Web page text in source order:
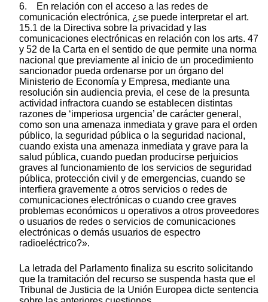
6. En relación con el acceso a las redes de
comunicación electrónica, ¿se puede interpretar el art.
15.1 de la Directiva sobre la privacidad y las
comunicaciones electrónicas en relación con los arts. 47
y 52 de la Carta en el sentido de que permite una norma
nacional que previamente al inicio de un procedimiento
sancionador pueda ordenarse por un órgano del
Ministerio de Economía y Empresa, mediante una
resolución sin audiencia previa, el cese de la presunta
actividad infractora cuando se establecen distintas
razones de ‘imperiosa urgencia’ de carácter general,
como son una amenaza inmediata y grave para el orden
público, la seguridad pública o la seguridad nacional,
cuando exista una amenaza inmediata y grave para la
salud pública, cuando puedan producirse perjuicios
graves al funcionamiento de los servicios de seguridad
pública, protección civil y de emergencias, cuando se
interfiera gravemente a otros servicios o redes de
comunicaciones electrónicas o cuando cree graves
problemas económicos u operativos a otros proveedores
o usuarios de redes o servicios de comunicaciones
electrónicas o demás usuarios de espectro
radioeléctrico?».
La letrada del Parlamento finaliza su escrito solicitando
que la tramitación del recurso se suspenda hasta que el
Tribunal de Justicia de la Unión Europea dicte sentencia